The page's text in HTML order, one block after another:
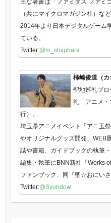
（共にマイクロマガジン社）など
2014年より日本デジタルゲーム
ている。
Twitter:@m_shigihara
柿崎俊道（カ
聖地巡礼プ
礼 アニメ・
行）。
埼玉県アニメイベント「アニ玉
やオリジナルグッズ開発、WEB
誌や書籍、ガイドブックの執筆
編集・執筆にBNN新社『Works
ファンブック、同『聖☆おにいさ
Twitter:@Syundow